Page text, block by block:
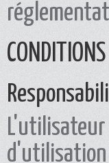
d'utilisation